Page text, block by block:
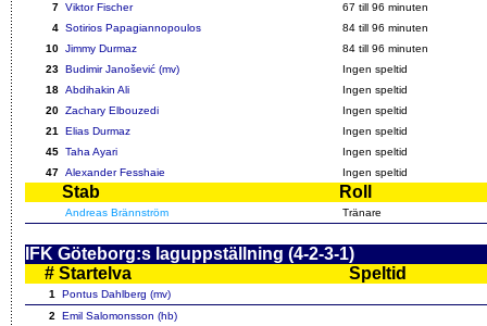
7 Viktor Fischer 67 till 96 minuten
4 Sotirios Papagiannopoulos 84 till 96 minuten
10 Jimmy Durmaz 84 till 96 minuten
23 Budimir Janošević (mv)
Ingen speltid
18 Abdihakin Ali
Ingen speltid
20 Zachary Elbouzedi
Ingen speltid
21
Elias Durmaz
Ingen speltid
45 Taha Ayari
Ingen speltid
47 Alexander Fesshaie Ingen speltid
Stab Roll
Andreas Brännström Tränare
IFK Göteborg:s laguppställning (4-2-3-1)
# Startelva Speltid
1
Pontus Dahlberg (mv)
2
Emil Salomonsson (hb)